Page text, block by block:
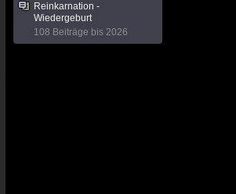
Reinkarnation -
Wiedergeburt
108 Beiträge bis 2026